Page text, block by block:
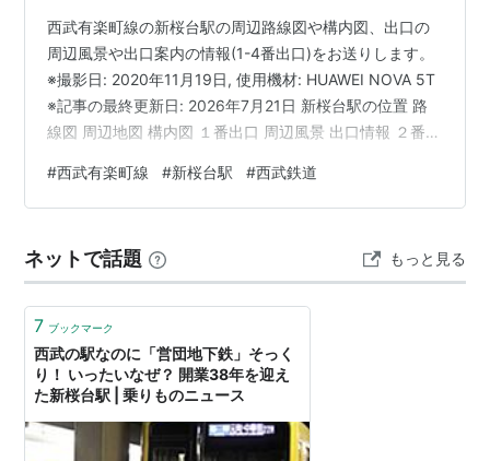
リスト：駅キーワード
リスト：駅つきキーワード
西武有楽町線の新桜台駅の周辺路線図や構内図、出口の
周辺風景や出口案内の情報(1-4番出口)をお送りします。
※撮影日: 2020年11月19日, 使用機材: HUAWEI NOVA 5T
※記事の最終更新日: 2026年7月21日 新桜台駅の位置 路
線図 周辺地図 構内図 １番出口 周辺風景 出口情報 ２番出
景 出口情報 ３番出口（階段） 周辺風景 出口情報 ４番出
口 周辺風景 出口情報 構内の写真 隣の駅 小竹向原駅 練馬
を結ぶ路線で、途中駅は新桜台駅のみとなっています。
小竹向原駅…
#西武有楽町線 #新桜台駅 #西武鉄道
ネットで話題 もっと見る
7 ブックマーク
西武の駅なのに「営団地下鉄」そっく
り！ いったいなぜ？ 開業38年を迎え
た新桜台駅 | 乗りものニュース